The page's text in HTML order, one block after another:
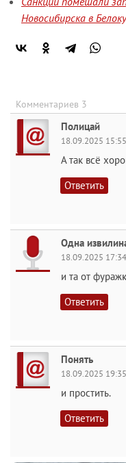
Новосибирска в
Комментариев 3
Полицай
18.09.2025 15:55
А так всё
Ответить
Одна
18.09.2025 17:34
и та от
Ответить
Понять
18.09.2025 19:35
и простить.
Ответить